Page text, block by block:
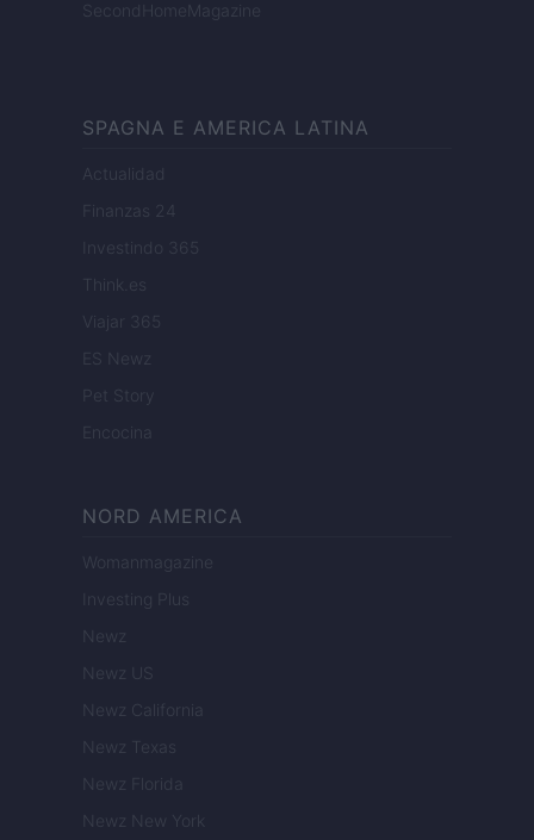
SecondHomeMagazine
SPAGNA E AMERICA LATINA
Actualidad
Finanzas 24
Investindo 365
Think.es
Viajar 365
ES Newz
Pet Story
Encocina
NORD AMERICA
Womanmagazine
Investing Plus
Newz
Newz US
Newz California
Newz Texas
Newz Florida
Newz New York